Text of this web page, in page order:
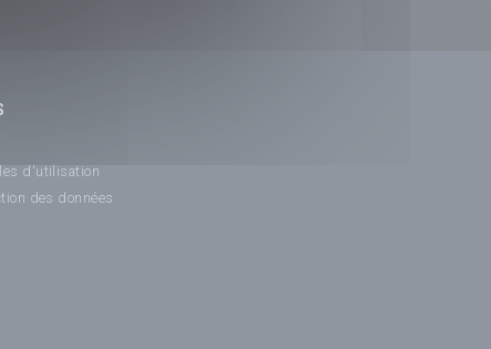
d'utilisation
des données